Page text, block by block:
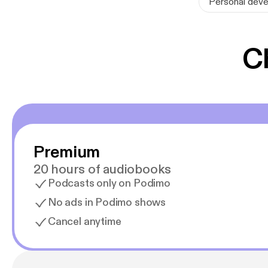
Premium
20 hours of audiobooks
Podcasts only on Podimo
No ads in Podimo shows
Cancel anytime